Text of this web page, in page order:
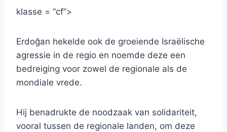
klasse = “cf”>
Erdoğan hekelde ook de groeiende Israëlische
agressie in de regio en noemde deze een
bedreiging voor zowel de regionale als de
mondiale vrede.
Hij benadrukte de noodzaak van solidariteit,
vooral tussen de regionale landen, om deze